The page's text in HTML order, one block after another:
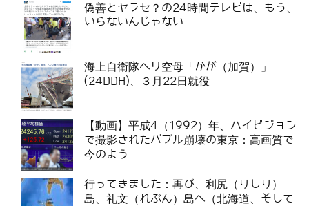
偽善とヤラセ？の24時間テレビは、もう、
いらないんじゃない
海上自衛隊ヘリ空母「かが（加賀）」
(24DDH)、３月22日就役
【動画】平成4（1992）年、ハイビジョン
で撮影されたバブル崩壊の東京：高画質で
今のよう
行ってきました：再び、利尻（りしり）
島、礼文（れぶん）島へ（北海道、そして